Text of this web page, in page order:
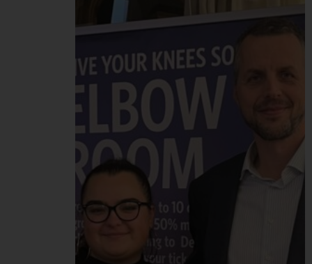
Hack. V ich útulnom
Welcome Hub-e sme
sa spoločne so
študentami rozprávali o
tom, ako sa čo najlepšie
pripraviť na vstup do
pracovného sveta – už
počas štúdia, ale aj po
škole. Študentom sme
dali niekoľko praktických
tipov, kde hľadať…